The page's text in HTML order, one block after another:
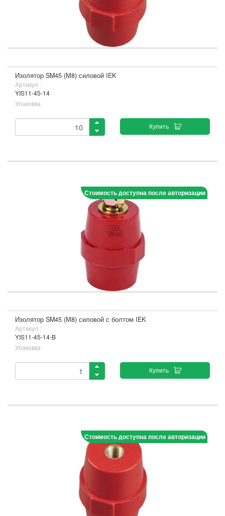
Изолятор SM45 (М8) силовой IEK
Артикул :
YIS11-45-14
Упаковка
Купить
Стоимость доступна после авторизации
Изолятор SM45 (М8) силовой с болтом IEK
Артикул :
YIS11-45-14-B
Упаковка
Купить
Стоимость доступна после авторизации